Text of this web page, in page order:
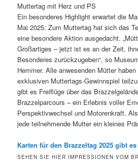
Muttertag mit Herz und PS
Ein besonderes Highlight erwartet die
Mai 2025: Zum Muttertag hat sich das
eine besondere Aktion ausgedacht.
Großartiges – jetzt ist es an der Zeit,
Besonderes zurückzugeben“, so
Hemmer. Alle anwesenden Mütter
exklusiven Muttertags-Gewinnspiel
gibt es Freiflüge über das
Brazzelparcours – ein Erlebnis voller
Perspektivwechsel und Motorenkraft.
jede teilnehmende Mutter ein kleines
Karten für den Brazzeltag 2025 gibt
SEHEN SIE HIER IMPRESSIONEN VOM